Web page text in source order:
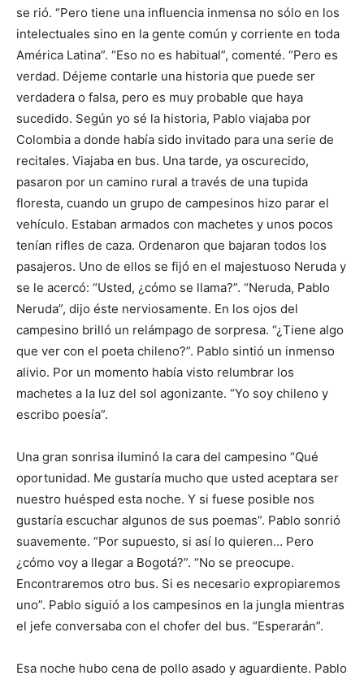
se rió. “Pero tiene una influencia inmensa no sólo en los
intelectuales sino en la gente común y corriente en toda
América Latina”. “Eso no es habitual”, comenté. “Pero es
verdad. Déjeme contarle una historia que puede ser
verdadera o falsa, pero es muy probable que haya
sucedido. Según yo sé la historia, Pablo viajaba por
Colombia a donde había sido invitado para una serie de
recitales. Viajaba en bus. Una tarde, ya oscurecido,
pasaron por un camino rural a través de una tupida
floresta, cuando un grupo de campesinos hizo parar el
vehículo. Estaban armados con machetes y unos pocos
tenían rifles de caza. Ordenaron que bajaran todos los
pasajeros. Uno de ellos se fijó en el majestuoso Neruda y
se le acercó: “Usted, ¿cómo se llama?”. “Neruda, Pablo
Neruda”, dijo éste nerviosamente. En los ojos del
campesino brilló un relámpago de sorpresa. “¿Tiene algo
que ver con el poeta chileno?”. Pablo sintió un inmenso
alivio. Por un momento había visto relumbrar los
machetes a la luz del sol agonizante. “Yo soy chileno y
escribo poesía”.
Una gran sonrisa iluminó la cara del campesino “Qué
oportunidad. Me gustaría mucho que usted aceptara ser
nuestro huésped esta noche. Y si fuese posible nos
gustaría escuchar algunos de sus poemas”. Pablo sonrió
suavemente. “Por supuesto, si así lo quieren… Pero
¿cómo voy a llegar a Bogotá?”. “No se preocupe.
Encontraremos otro bus. Si es necesario expropiaremos
uno”. Pablo siguió a los campesinos en la jungla mientras
el jefe conversaba con el chofer del bus. “Esperarán”.
Esa noche hubo cena de pollo asado y aguardiente. Pablo